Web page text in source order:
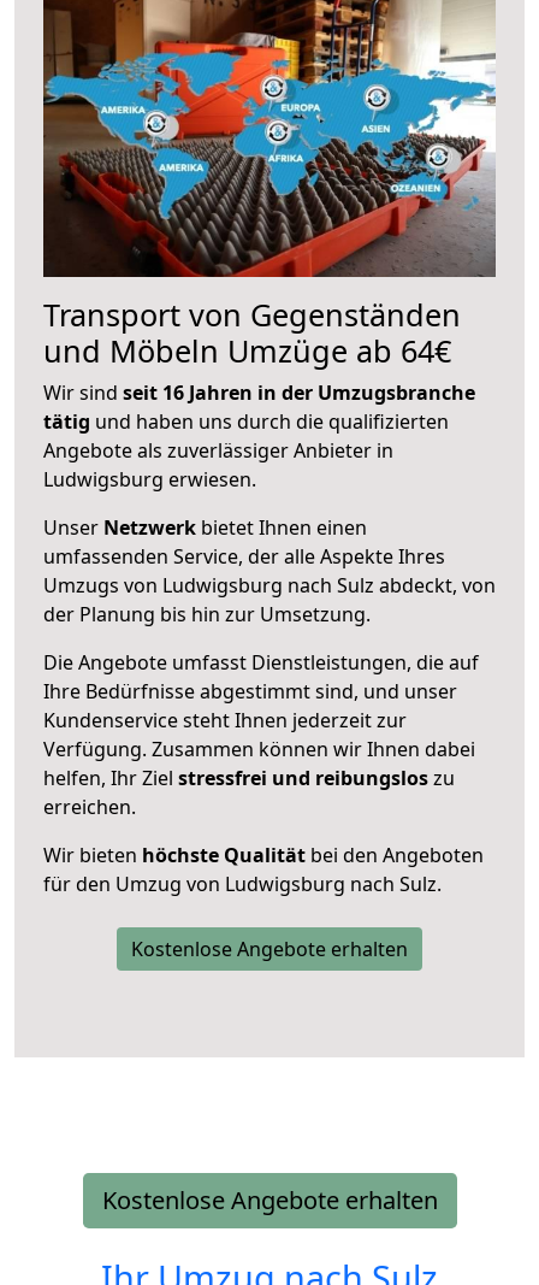
Transport von Gegenständen
und Möbeln Umzüge ab 64€
Wir sind seit 16 Jahren in der Umzugsbranche
tätig und haben uns durch die qualifizierten
Angebote als zuverlässiger Anbieter in
Ludwigsburg erwiesen.
Unser Netzwerk bietet Ihnen einen
umfassenden Service, der alle Aspekte Ihres
Umzugs von Ludwigsburg nach Sulz abdeckt, von
der Planung bis hin zur Umsetzung.
Die Angebote umfasst Dienstleistungen, die auf
Ihre Bedürfnisse abgestimmt sind, und unser
Kundenservice steht Ihnen jederzeit zur
Verfügung. Zusammen können wir Ihnen dabei
helfen, Ihr Ziel stressfrei und reibungsloszu
erreichen.
Wir bieten höchste Qualität bei den Angeboten
für den Umzug von Ludwigsburg nach Sulz.
Kostenlose Angebote erhalten
Kostenlose Angebote erhalten